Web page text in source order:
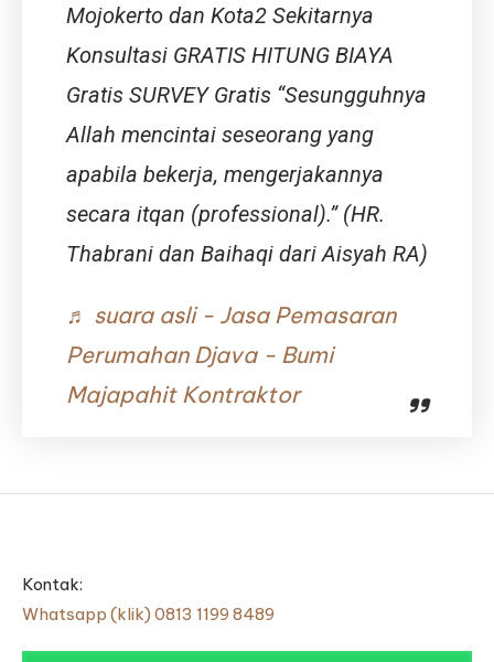
Djava
Panen
Mojokerto dan Kota2 Sekitarnya
Konsultasi GRATIS HITUNG BIAYA
Gratis SURVEY Gratis “Sesungguhnya
Allah mencintai seseorang yang
apabila bekerja, mengerjakannya
secara itqan (professional).” (HR.
Thabrani dan Baihaqi dari Aisyah RA)
♬ suara asli - Jasa Pemasaran
Perumahan Djava - Bumi
Majapahit Kontraktor
Kontak:
Whatsapp (klik) 0813 1199 8489